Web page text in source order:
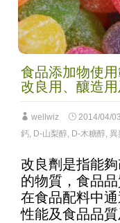
食品添加物使
改良用、釀造
wellwiz 2014/04/
鈣, D-山梨醇, D-木糖醇, 異
改良劑是指能
的物質，食品
在食品配料中
性能及食品品質